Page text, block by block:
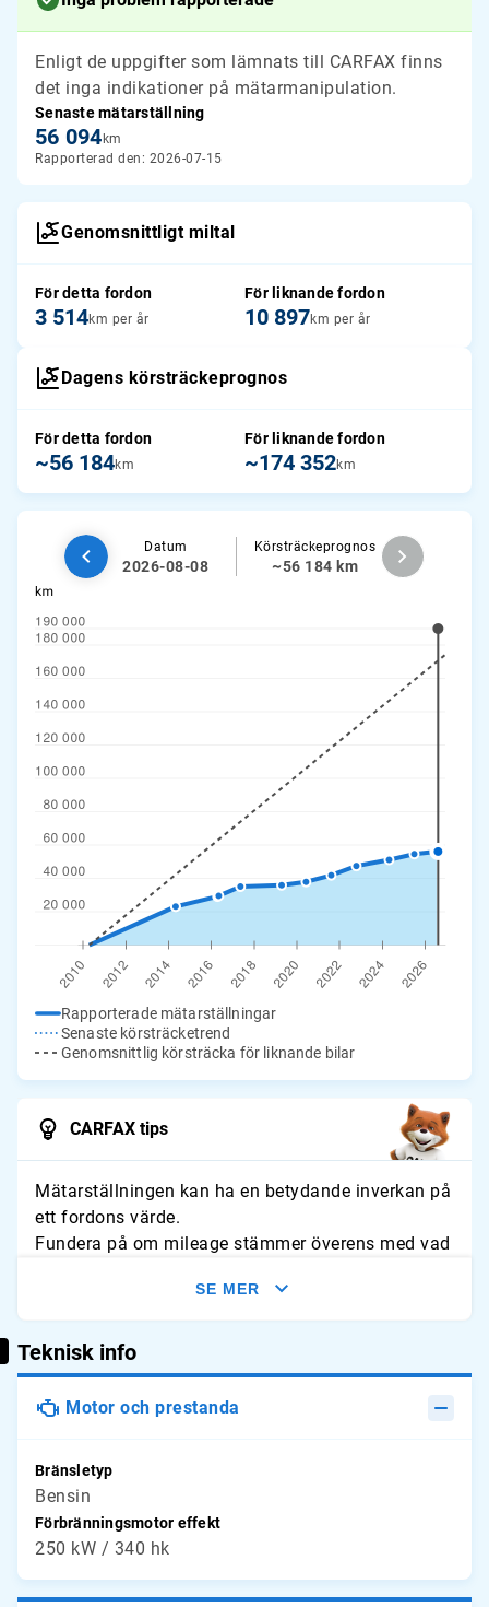
Enligt de uppgifter som lämnats till CARFAX finns
det inga indikationer på mätarmanipulation.
Senaste mätarställning
56 094 km
Rapporterad den: 2026-07-15
Genomsnittligt miltal
För detta fordon
3 514km per år
För liknande fordon
10 897km per år
Dagens körsträckeprognos
För detta fordon
~56 184km
För liknande fordon
~174 352km
Datum
2026-08-08
Körsträckeprognos
~56 184 km
Rapporterade mätarställningar
Senaste körsträcketrend
Genomsnittlig körsträcka för liknande bilar
CARFAX tips
Mätarställningen kan ha en betydande inverkan på
ett fordons värde.
Fundera på om mileage stämmer överens med vad
slitage och jämför avläsningarna med typliga
årliga genomsnitt.
SE MER
Teknisk info
Motor och prestanda
Bränsletyp
Bensin
Förbränningsmotor effekt
250 kW / 340 hk